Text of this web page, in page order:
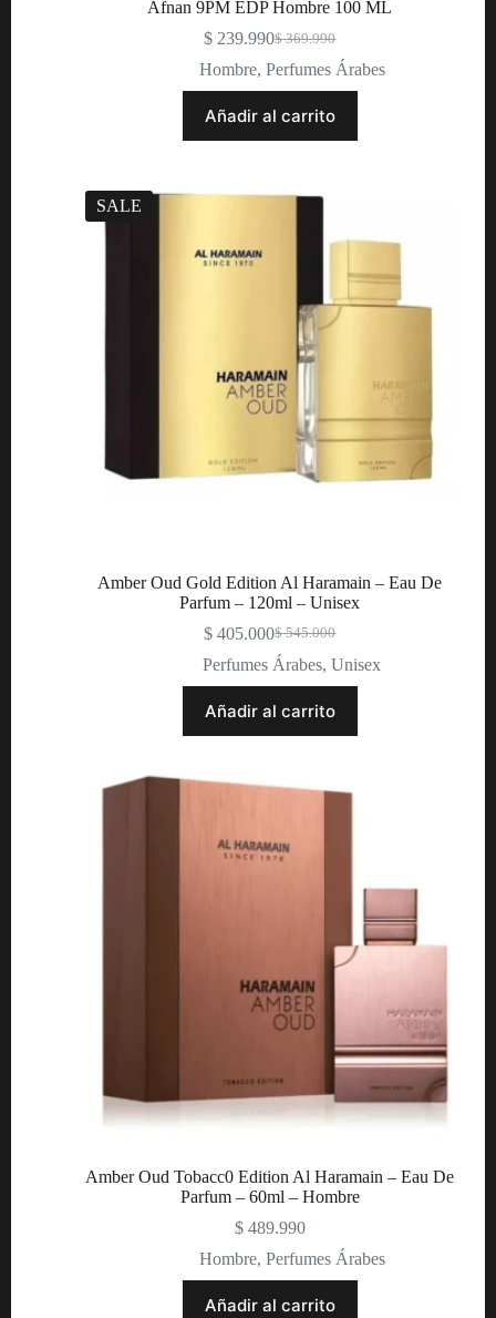
Afnan 9PM EDP Hombre 100 ML
$369.990
$ 239.990
Hombre, Perfumes Árabes
Añadir al carrito
SALE
Amber Oud Gold Edition Al Haramain – Eau De
Parfum – 120ml – Unisex
$545.000
$ 405.000
Perfumes Árabes,Unisex
Añadir al carrito
Amber Oud Tobacc0 Edition Al Haramain – Eau De
Parfum – 60ml – Hombre
$489.990
Hombre, Perfumes Árabes
Añadir al carrito